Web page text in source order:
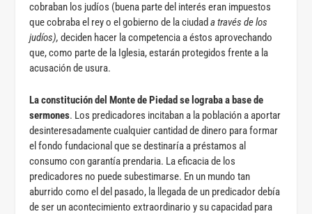
cobraban los judíos (buena parte del interés eran impuestos
que cobraba el rey o el gobierno de la ciudada través de los
judíos),deciden hacer la competencia a éstos aprovechando
que, como parte de la Iglesia, estarán protegidos frente a la
acusación de usura.
La constitución del Monte de Piedad se lograba a base de
sermones. Los predicadores incitaban a la población a aportar
desinteresadamente cualquier cantidad de dinero para formar
el fondo fundacional que se destinaría a préstamos al
consumo con garantía prendaria. La eficacia de los
predicadores no puede subestimarse. En un mundo tan
aburrido como el del pasado, la llegada de un predicador debía
de ser un acontecimiento extraordinario y su capacidad para